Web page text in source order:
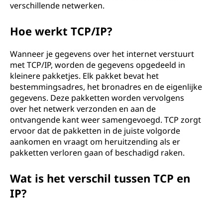
verschillende netwerken.
Hoe werkt TCP/IP?
Wanneer je gegevens over het internet verstuurt
met TCP/IP, worden de gegevens opgedeeld in
kleinere pakketjes. Elk pakket bevat het
bestemmingsadres, het bronadres en de eigenlijke
gegevens. Deze pakketten worden vervolgens
over het netwerk verzonden en aan de
ontvangende kant weer samengevoegd. TCP zorgt
ervoor dat de pakketten in de juiste volgorde
aankomen en vraagt om heruitzending als er
pakketten verloren gaan of beschadigd raken.
Wat is het verschil tussen TCP en
IP?